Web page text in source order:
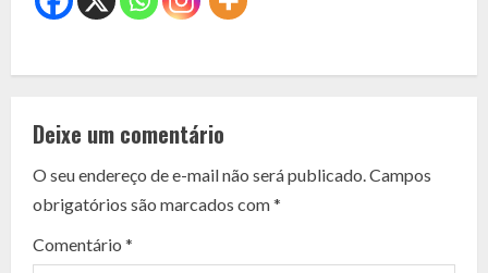
C
n
t
i
Deixe um comentário
O seu endereço de e-mail não será publicado.Campos
obrigatórios são marcados com*
Comentário *